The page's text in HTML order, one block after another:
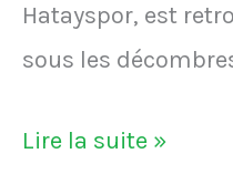
Hatayspor, est
sous les
Christian
Lire la suite »